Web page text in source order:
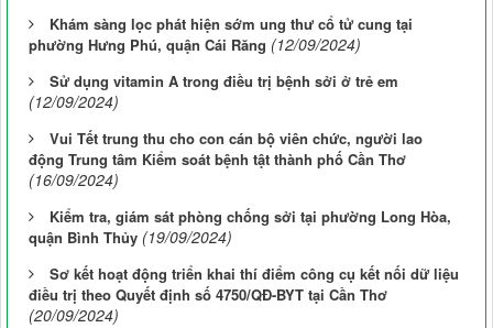
Khám sàng lọc phát hiện sớm ung thư cổ tử cung tại
phường Hưng Phú, quận Cái Răng (12/09/2024)
Sử dụng vitamin A trong điều trị bệnh sởi ở trẻ em
(12/09/2024)
Vui Tết trung thu cho con cán bộ viên chức, người lao
động Trung tâm Kiểm soát bệnh tật thành phố Cần Thơ
(16/09/2024)
Kiểm tra, giám sát phòng chống sởi tại phường Long Hòa,
quận Bình Thủy (19/09/2024)
Sơ kết hoạt động triển khai thí điểm công cụ kết nối dữ liệu
điều trị theo Quyết định số 4750/QĐ-BYT tại Cần Thơ
(20/09/2024)